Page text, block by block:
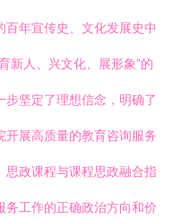
年宣传史、文化发展史中
新人、兴文化、展形象”的
坚定了理想信念，明确了
开展高质量的教育咨询服务
思政课程与课程思政融合指
务工作的正确政治方向和价